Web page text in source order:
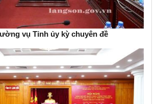
vụ Tỉnh ủy kỳ chuyên đề